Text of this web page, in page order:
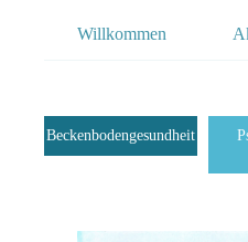
Willkommen
Beckenbodengesundheit